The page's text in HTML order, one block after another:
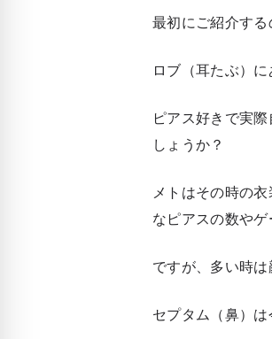
最初にご紹介する
ロブ（耳たぶ）
ピアス好きで実
しょうか？
メトはその時の
なピアスの数やゲ
ですが、多い時
セプタム（鼻）は